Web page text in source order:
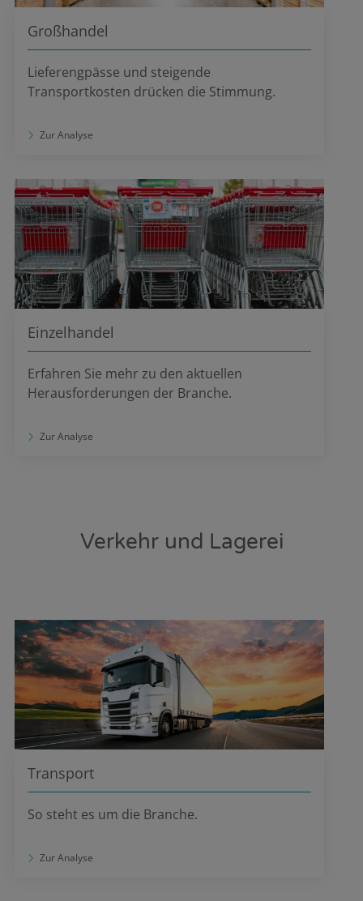
Großhandel
Lieferengpässe und steigende
Transportkosten drücken die Stimmung.
Zur Analyse
Einzelhandel
Erfahren Sie mehr zu den aktuellen
Herausforderungen der Branche.
Zur Analyse
Verkehr und Lagerei
Transport
So steht es um die Branche.
Zur Analyse